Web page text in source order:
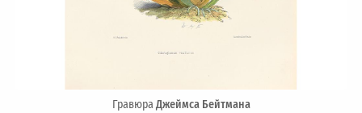
ГравюраДжеймса Бейтмана